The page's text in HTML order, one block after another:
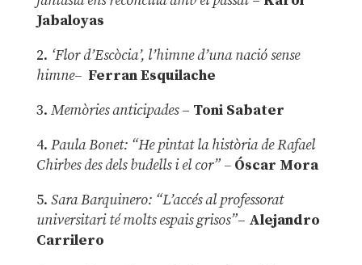
Jabaloyas
2. ‘Flor d’Escòcia’, l’himne d’una nació sense
himne– Ferran Esquilache
3. Memòries anticipades– Toni Sabater
4. Paula Bonet: “He pintat la història de Rafael
Chirbes des dels budells i el cor” –Óscar Mora
5. Sara Barquinero: “L’accés al professorat
universitari té molts espais grisos”– Alejandro
Carrilero